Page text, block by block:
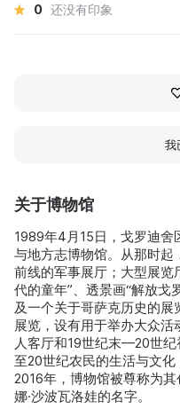
关于博物馆
1989年4月15日，戈罗迪舍
与地方志博物馆。从那时
前线的军事展厅；大型展览
代的童年”、透景画“解放
及一个关于哥萨克历史的
展览，设有用于举办大众
人客厅和19世纪末—20世
至20世纪农民的生活与文化
2016年，博物馆被尊称为
娜·沙波瓦洛娃的名字。
0 还没有印象
我